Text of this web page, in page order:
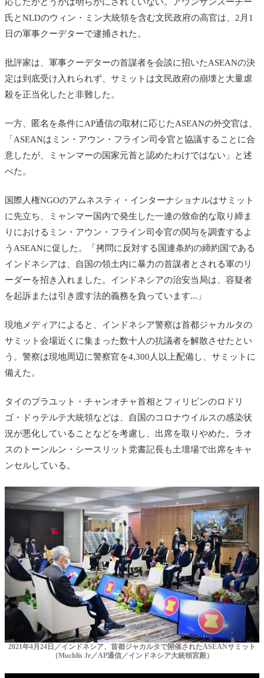
氏とNLDのウィン・ミン大統領を含む文民政府の高官は、2月1
日の軍事クーデターで逮捕された。
批評家は、軍事クーデターの首謀者を会談に招いたASEANの決
定は到底受け入れられず、サミットは文民政府の崩壊と大量虐
殺を正当化したと非難した。
一方、匿名を条件にAP通信の取材に応じたASEANの外交官は、
「ASEANはミン・アウン・フライン司令官と協議することに合
意したが、ミャンマーの国家元首と認めたわけではない」と述
べた。
国際人権NGOのアムネスティ・インターナショナルはサミット
に先立ち、ミャンマー国内で発生した一連の致命的な取り締ま
りにおけるミン・アウン・フライン司令官の関与を調査するよ
うASEANに促した。「拷問に反対する国連条約の締約国である
インドネシアは、自国の領土内に暴力の首謀者とされる軍のリ
ーダーを招き入れました。インドネシアの治安当局は、容疑者
を起訴または引き渡す法的義務を負っています...」
現地メディアによると、インドネシア警察は首都ジャカルタの
サミット会場近くに集まった数十人の抗議者を解散させたとい
う。警察は現地周辺に警察官を4,300人以上配備し、サミットに
備えた。
タイのプラユット・チャンオチャ首相とフィリピンのロドリ
ゴ・ドゥテルテ大統領などは、自国のコロナウイルスの感染状
況が悪化していることなどを考慮し、出席を取りやめた。 ラオ
スのトーンルン・シースリット党書記長も土壇場で出席をキャ
ンセルしている。
2021年4月24日／インドネシア、首都ジャカルタで開催されたASEANサミット
（Muchlis Jr／AP通信／インドネシア大統領宮殿）